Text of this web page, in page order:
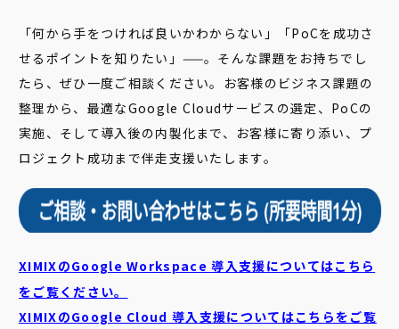
「何から手をつければ良いかわからない」「PoCを成功さ
せるポイントを知りたい」——。そんな課題をお持ちでし
たら、ぜひ一度ご相談ください。お客様のビジネス課題の
整理から、最適なGoogle Cloudサービスの選定、PoCの
実施、そして導入後の内製化まで、お客様に寄り添い、プ
ロジェクト成功まで伴走支援いたします。
XIMIXのGoogle Workspace 導入支援についてはこちら
をご覧ください。
XIMIXのGoogle Cloud 導入支援についてはこちらをご覧